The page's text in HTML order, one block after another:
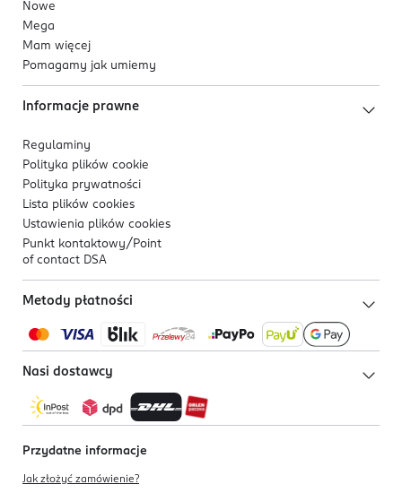
Nowe
Mega
Mam więcej
Pomagamy jak umiemy
Informacje prawne
Regulaminy
Polityka plików cookie
Polityka prywatności
Lista plików cookies
Ustawienia plików cookies
Punkt kontaktowy/ Point
of contact DSA
Metody płatności
Nasi dostawcy
Przydatne informacje
Jak złożyć zamówienie?